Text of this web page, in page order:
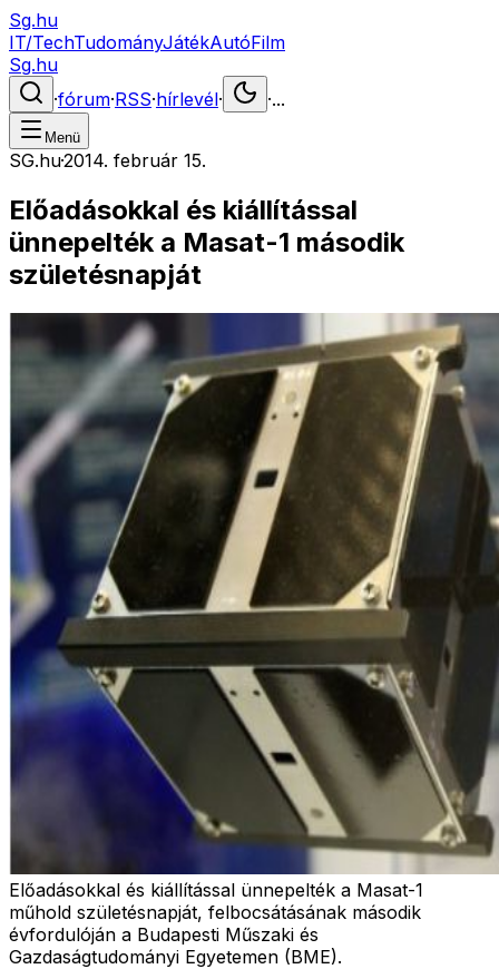
Sg.hu
IT/TechTudományJátékAutóFilm
Sg.hu
·fórum·RSS·hírlevél· ·...
Menü
SG.hu·2014. február 15.
Előadásokkal és kiállítással
ünnepelték a Masat-1 második
születésnapját
Előadásokkal és kiállítással ünnepelték a Masat-1
műhold születésnapját, felbocsátásának második
évfordulóján a Budapesti Műszaki és
Gazdaságtudományi Egyetemen (BME).